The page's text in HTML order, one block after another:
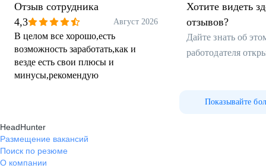
Отзыв сотрудника
4,3
Август 2026
В целом все хорошо,есть
возможность заработать,как и
везде есть свои плюсы и
минусы,рекомендую
Хотите видеть
отзывов?
Дайте знать об
работодателя
Показывайте
HeadHunter
Размещение вакансий
Поиск по резюме
О компании